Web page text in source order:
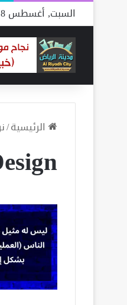
السبت, أغسطس 8 2026
الرئيسية/